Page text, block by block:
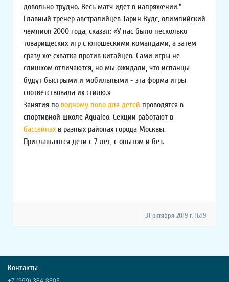
довольно трудно. Весь матч идет в напряжении."
Главный тренер австралийцев Тарин Вудс, олимпийский
чемпион 2000 года, сказал: «У нас было несколько
товарищеских игр с юношескими командами, а затем
сразу же схватка против китайцев. Сами игры не
слишком отличаются, но мы ожидали, что испанцы
будут быстрыми и мобильными - эта форма игры
соответствовала их стилю.»
Занятия по водному поло для детей проводятся в
спортивной школе Aqualeo. Секции работают в
бассейнах в разных районах города Москвы.
Приглашаются дети с 7 лет, с опытом и без.
31 октября 2019 г. 16:19
Контакты